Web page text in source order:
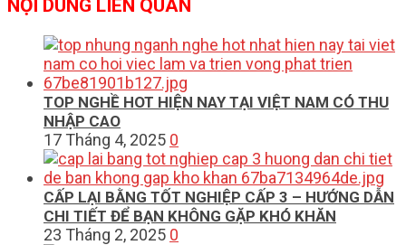
NỘI DUNG LIÊN QUAN
TOP NGHỀ HOT HIỆN NAY TẠI VIỆT NAM CÓ THU
NHẬP CAO
17 Tháng 4, 2025 0
CẤP LẠI BẰNG TỐT NGHIỆP CẤP 3 – HƯỚNG DẪN
CHI TIẾT ĐỂ BẠN KHÔNG GẶP KHÓ KHĂN
23 Tháng 2, 2025 0